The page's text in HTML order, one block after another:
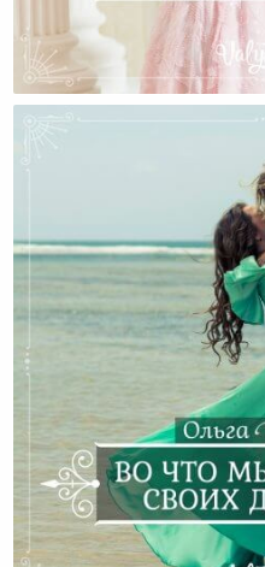
Видео: Как Достигать